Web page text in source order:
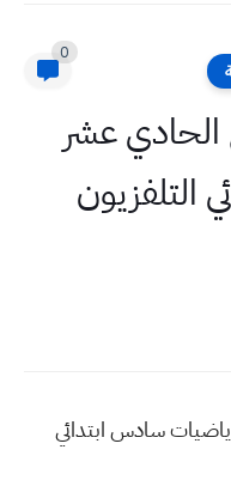
0
الحادي عشر
التلفزيون
سادس ابتدائي